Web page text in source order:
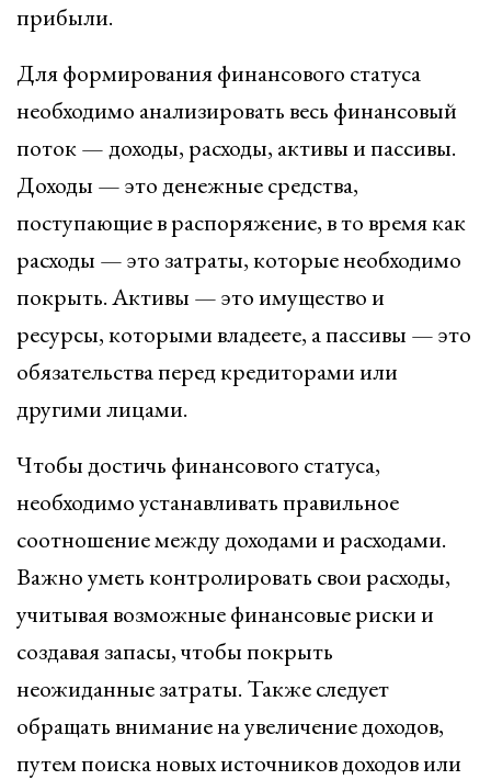
прибыли.
Для формирования финансового статуса
необходимо анализировать весь финансовый
поток — доходы, расходы, активы и пассивы.
Доходы — это денежные средства,
поступающие в распоряжение, в то время как
расходы — это затраты, которые необходимо
покрыть. Активы — это имущество и
ресурсы, которыми владеете, а пассивы — это
обязательства перед кредиторами или
другими лицами.
Чтобы достичь финансового статуса,
необходимо устанавливать правильное
соотношение между доходами и расходами.
Важно уметь контролировать свои расходы,
учитывая возможные финансовые риски и
создавая запасы, чтобы покрыть
неожиданные затраты. Также следует
обращать внимание на увеличение доходов,
путем поиска новых источников доходов или